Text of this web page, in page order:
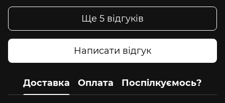
Ще 5 відгуків
Написати відгук
Доставка Оплата Поспілкуємось?